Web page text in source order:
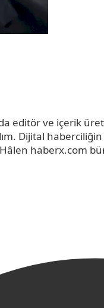
editör ve içerik
Dijital
haberx.com